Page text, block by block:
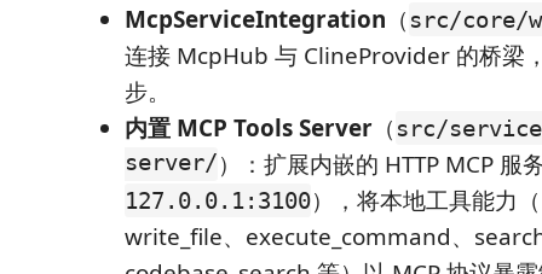
McpServiceIntegration （ src/core/
连接 McpHub 与 ClineProvider 的桥梁
步。
内置 MCP Tools Server （ src/
server/）：扩展内嵌的 HTTP MCP 服
127.0.0.1:3100），将本地工具能力
write_file、execute_command、